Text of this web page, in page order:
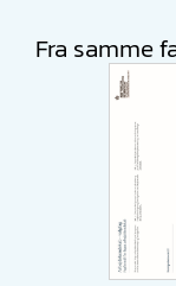
Fra samme